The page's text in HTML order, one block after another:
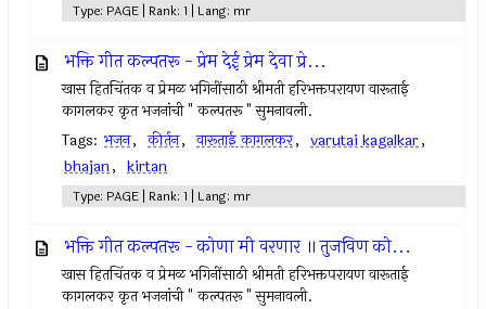
Type: PAGE | Rank: 1 | Lang: mr
भक्ति गीत कल्पतरू - प्रेम देई प्रेम देवा प्रे...
खास हितचिंतक व प्रेमळ भगिनींसाठी श्रीमती हरिभक्तपरायण वारूताई
कागलकर कृत भजनांची " कल्पतरू " सुमनावली.
Tags: भजन, कीर्तन, वारूताई कागलकर, varutai kagalkar,
bhajan, kirtan
Type: PAGE | Rank: 1 | Lang: mr
भक्ति गीत कल्पतरू - कोणा मी वरणार ॥ तुजविण को...
खास हितचिंतक व प्रेमळ भगिनींसाठी श्रीमती हरिभक्तपरायण वारूताई
कागलकर कृत भजनांची " कल्पतरू " सुमनावली.